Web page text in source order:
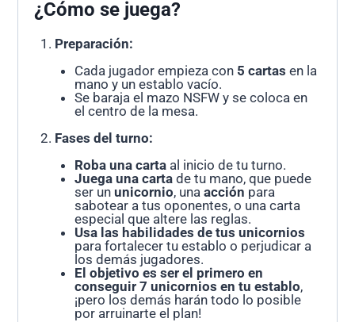
¿Cómo se juega?
Preparación:
Cada jugador empieza con 5 cartas en la
mano y un establo vacío.
Se baraja el mazo NSFW y se coloca en
el centro de la mesa.
Fases del turno:
Roba una carta al inicio de tu turno.
Juega una carta de tu mano, que puede
ser ununicornio, unaacción para
sabotear a tus oponentes, o una carta
especial que altere las reglas.
Usa las habilidades de tus unicornios
para fortalecer tu establo o perjudicar a
los demás jugadores.
El objetivo es ser el primero en
conseguir 7 unicornios en tu establo,
¡pero los demás harán todo lo posible
por arruinarte el plan!